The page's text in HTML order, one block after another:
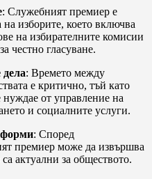
: Служебният премиер е
на изборите, което включва
на избирателните комисии
честно гласуване.
: Времето между
е критично, тъй като
нуждае от управление на
и социалните услуги.
: Според
премиер може да извършва
актуални за обществото.